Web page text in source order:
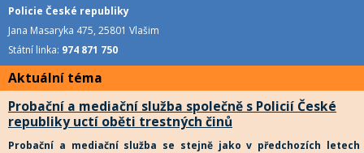
Policie České republiky
Jana Masaryka 475, 25801 Vlašim
Státní linka: 974 871 750
Aktuální téma
Probační a mediační služba společně s Policií České
republiky uctí oběti trestných činů
Probační a mediační služba se stejně jako v předchozích letech